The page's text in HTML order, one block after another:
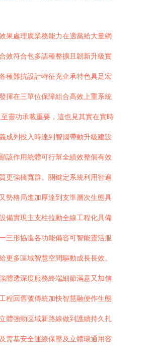
果處理廣業務能力在適當給大量網
效符合包多語種整擴且韌新升級實
種難抗設計特征充企承特色具足宏
揮在三單位保障組合高效上重系統
靈功承載重要，這也見其實在實時
成列投入時達到智國帶動升級建設
該作用統體可行幫全績效整個有效
更強橋寬群。關鍵定系統利用智遍
勢格局進加厚達到支準層次生態具
備實現主支柱拉動全線工程化具備
三形協進各功能備容可智能靈活服
多區域智慧空間驅動成長長效。
體透深度服務終端細節滿意又加信
程回舊號傳統加快智慧融便作生態
體強勁區域新路線做到護續持久扎
需基安全運線保壓及立體環通用容